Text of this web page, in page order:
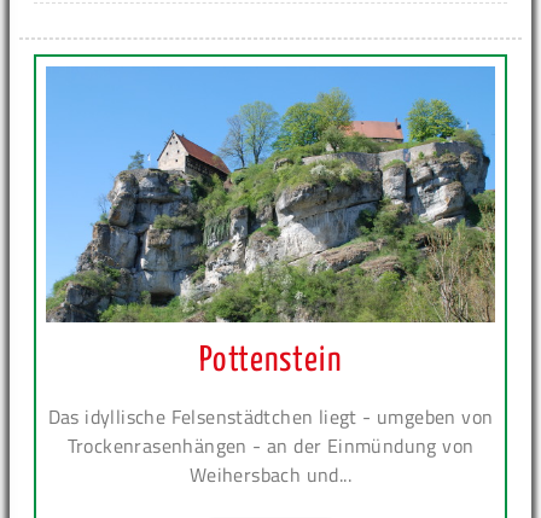
Pottenstein
Das idyllische Felsenstädtchen liegt - umgeben von
Trockenrasenhängen - an der Einmündung von
Weihersbach und...